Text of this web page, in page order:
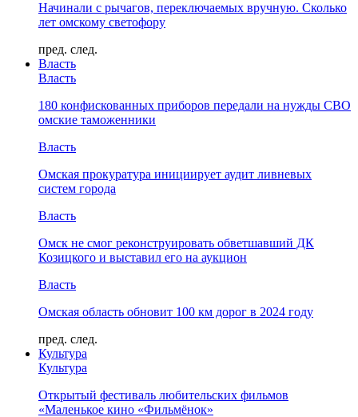
Начинали с рычагов, переключаемых вручную. Сколько
лет омскому светофору
пред. след.
Власть
Власть
180 конфискованных приборов передали на нужды СВО
омские таможенники
Власть
Омская прокуратура инициирует аудит ливневых
систем города
Власть
Омск не смог реконструировать обветшавший ДК
Козицкого и выставил его на аукцион
Власть
Омская область обновит 100 км дорог в 2024 году
пред. след.
Культура
Культура
Открытый фестиваль любительских фильмов
«Маленькое кино «Фильмёнок»